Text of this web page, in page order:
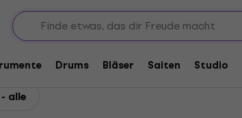
Drums Bläser Saiten Studio
alle